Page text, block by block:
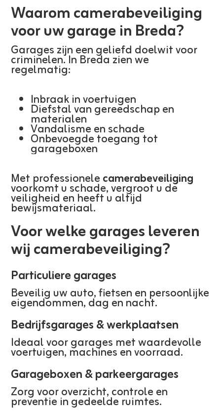
Waarom camerabeveiliging
voor uw garage in Breda?
Garages zijn een geliefd doelwit voor
criminelen. In Breda zien we
regelmatig:
Inbraak in voertuigen
Diefstal van gereedschap en
materialen
Vandalisme en schade
Onbevoegde toegang tot
garageboxen
Met professionelecamerabeveiliging
voorkomt u schade, vergroot u de
veiligheid en heeft u altijd
bewijsmateriaal.
Voor welke garages leveren
wij camerabeveiliging?
Particuliere garages
Beveilig uw auto, fietsen en persoonlijke
eigendommen, dag en nacht.
Bedrijfsgarages & werkplaatsen
Ideaal voor garages met waardevolle
voertuigen, machines en voorraad.
Garageboxen & parkeergarages
Zorg voor overzicht, controle en
preventie in gedeelde ruimtes.